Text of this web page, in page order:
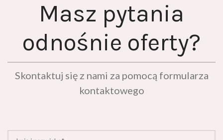
Masz pytania
odnośnie oferty?
Skontaktuj się z nami za pomocą formularza
kontaktowego